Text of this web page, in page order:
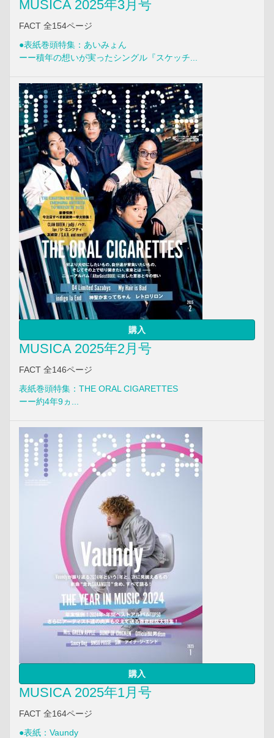
MUSICA 2025年3月号
FACT 全154ページ
●表紙巻頭特集：あいみょん
ーー積年の想いが実ったシングル『スケッチ...
購入
MUSICA 2025年2月号
FACT 全146ページ
表紙巻頭特集：THE ORAL CIGARETTES
ーー約4年9ヵ...
購入
MUSICA 2025年1月号
FACT 全164ページ
●表紙：Vaundy